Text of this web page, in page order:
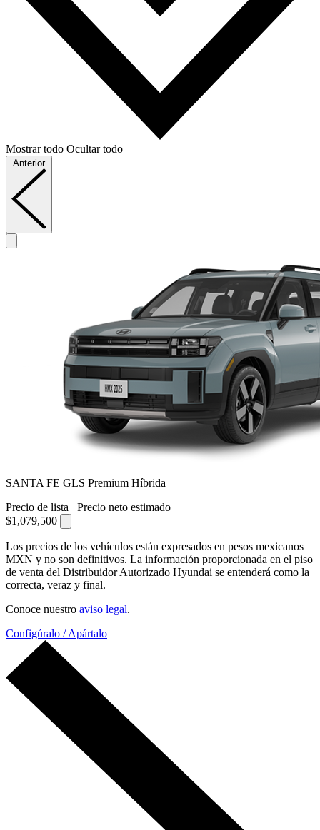
Mostrar todo Ocultar todo
Anterior
SANTA FE GLS Premium Híbrida
Precio de lista
Precio neto estimado
$1,079,500
Los precios de los vehículos están expresados en pesos mexicanos
MXN y no son definitivos. La información proporcionada en el piso
de venta del Distribuidor Autorizado Hyundai se entenderá como la
correcta, veraz y final.
Conoce nuestro aviso legal.
Configúralo / Apártalo